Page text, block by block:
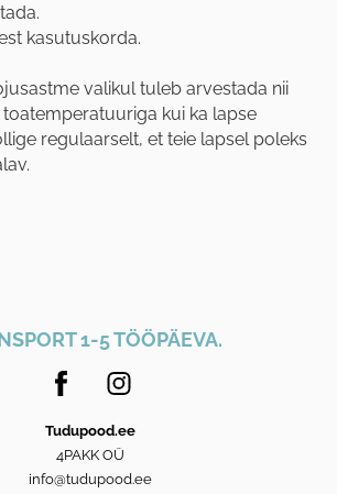
kasutuskorda.
valikul tuleb arvestada nii
kui ka lapse
regulaarselt, et teie lapsel poleks
1-5 TÖÖPÄEVA.
Tudupood.ee
4PAKK OÜ
info@tudupood.ee